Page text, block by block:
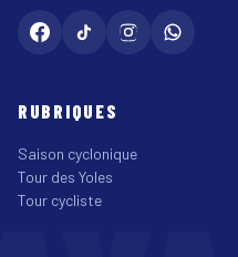
RUBRIQUES
Saison cyclonique
Tour des Yoles
Tour cycliste